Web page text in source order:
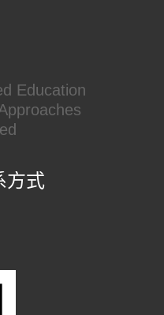
Education
方式